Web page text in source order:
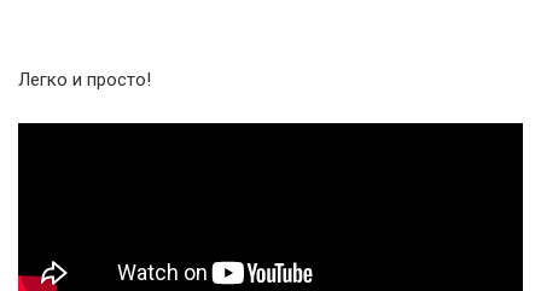
Легко и просто!